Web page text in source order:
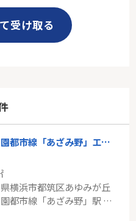
受け取る
東急田園都市線「あざみ野」エスペランサ第2たまプラーザ
横浜市都筑区あゆみが丘
東急田園都市線「あざみ野」駅 徒歩17分